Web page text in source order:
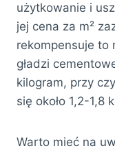
użytkowanie i
jej cena za m²
rekompensuje to
gładzi
kilogram, przy
się około 1,2-1,8
Warto mieć na